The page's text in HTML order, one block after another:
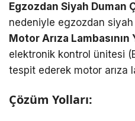
Egzozdan Siyah Duman
nedeniyle egzozdan siyah
Motor Arıza Lambasının
elektronik kontrol ünitesi
tespit ederek motor arıza
Çözüm Yolları: